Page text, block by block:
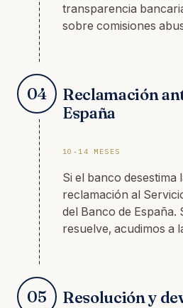
transparencia
sobre comisiones
04
Reclamación
España
10-14 MESES
Si el banco desestima
reclamación al
del Banco de España.
resuelve, acudimos a
05 Resolución y